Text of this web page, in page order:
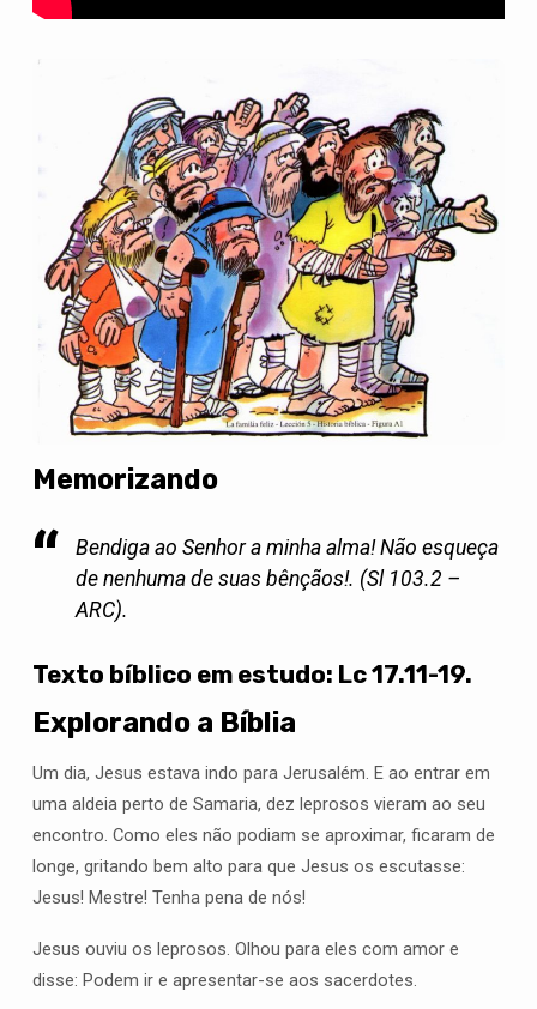
Memorizando
Bendiga ao Senhor a minha alma! Não esqueça
de nenhuma de suas bênçãos!. (Sl 103.2 –
ARC).
Texto bíblico em estudo: Lc 17.11-19.
Explorando a Bíblia
Um dia, Jesus estava indo para Jerusalém. E ao entrar em
uma aldeia perto de Samaria, dez leprosos vieram ao seu
encontro. Como eles não podiam se aproximar, ficaram de
longe, gritando bem alto para que Jesus os escutasse:
Jesus! Mestre! Tenha pena de nós!
Jesus ouviu os leprosos. Olhou para eles com amor e
disse: Podem ir e apresentar-se aos sacerdotes.